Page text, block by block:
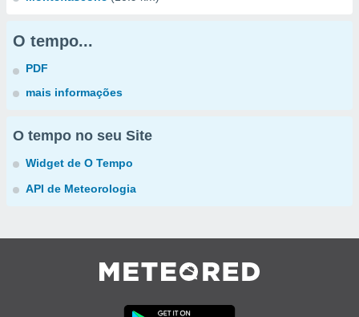
O tempo...
PDF
mais informações
O tempo no seu Site
Widget de O Tempo
API de Meteorologia